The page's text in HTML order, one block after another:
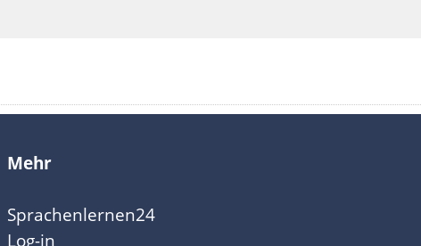
Mehr
Sprachenlernen24
Log-in